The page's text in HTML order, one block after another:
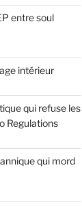
entre soul
intérieur
qui refuse les
Regulations
qui mord